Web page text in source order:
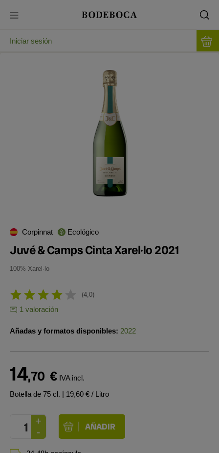
Iniciar sesión
Corpinnat Ecológico
Juvé & Camps Cinta Xarel·lo 2021
100% Xarel·lo
4,0
1 valoración
Añadas y formatos disponibles: 2022
14,70 € IVA incl.
Botella de 75 cl. | 19,60 € / Litro